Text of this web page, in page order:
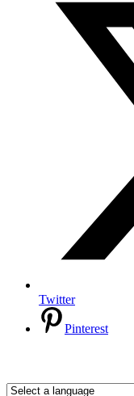
Twitter
Pinterest